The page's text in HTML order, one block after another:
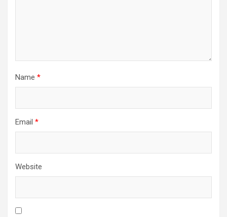
Name *
Email *
Website